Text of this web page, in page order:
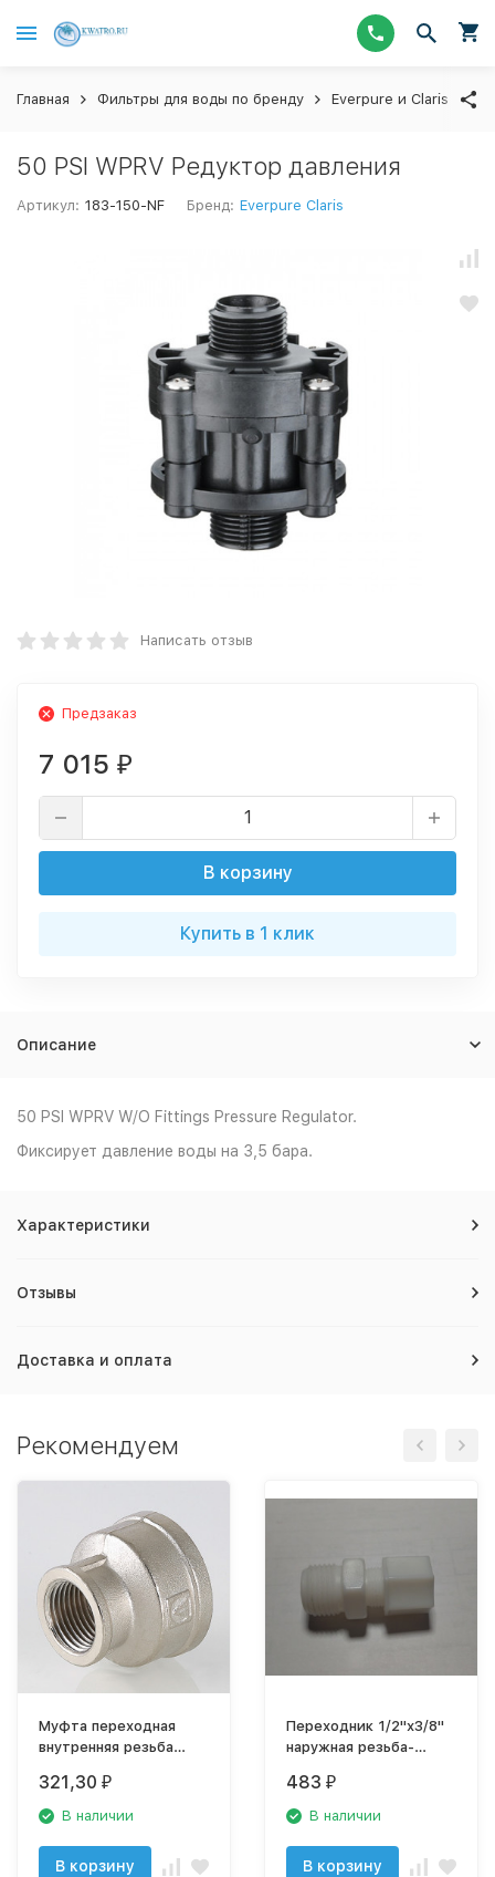
Главная Фильтры для воды по бренду Everpure и Claris
50 PSI WPRV Редуктор давления
Артикул: 183-150-NF Бренд: Everpure Claris
Написать отзыв
Предзаказ
7 015 ₽
В корзину
Купить в 1 клик
Описание
50 PSI WPRV W/O Fittings Pressure Regulator.
Фиксирует давление воды на 3,5 бара.
Характеристики
Отзывы
Доставка и оплата
Рекомендуем
Муфта переходная
внутренняя резьба
никелированная латунь
321,30 ₽
В наличии
В корзину
Переходник 1/2"х3/8"
наружная резьба-
483 ₽
В наличии
В корзину